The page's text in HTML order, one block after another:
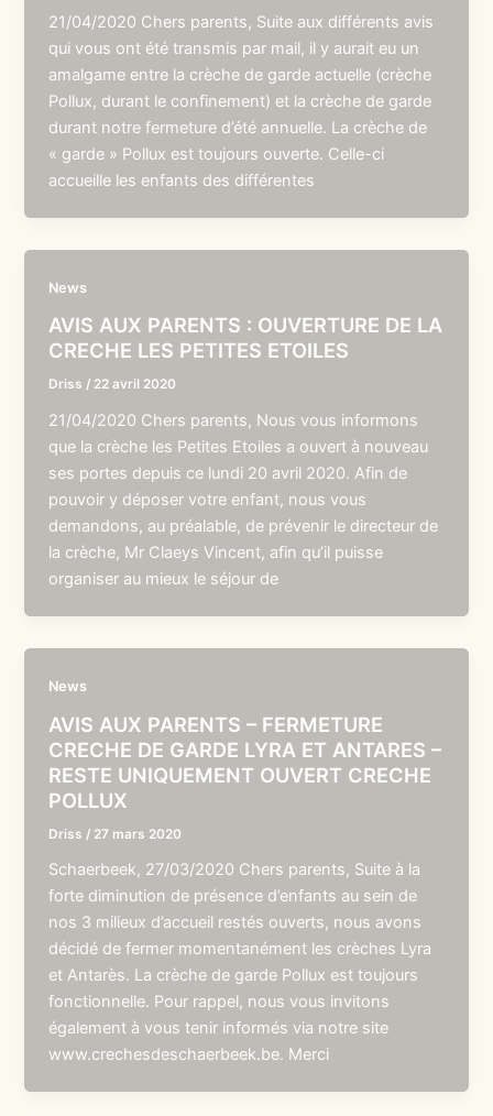
21/04/2020 Chers parents, Suite aux différents avis
qui vous ont été transmis par mail, il y aurait eu un
amalgame entre la crèche de garde actuelle (crèche
Pollux, durant le confinement) et la crèche de garde
durant notre fermeture d’été annuelle. La crèche de
« garde » Pollux est toujours ouverte. Celle-ci
accueille les enfants des différentes
News
AVIS AUX PARENTS : OUVERTURE DE LA
CRECHE LES PETITES ETOILES
Driss / 22 avril 2020
21/04/2020 Chers parents, Nous vous informons
que la crèche les Petites Etoiles a ouvert à nouveau
ses portes depuis ce lundi 20 avril 2020. Afin de
pouvoir y déposer votre enfant, nous vous
demandons, au préalable, de prévenir le directeur de
la crèche, Mr Claeys Vincent, afin qu’il puisse
organiser au mieux le séjour de
News
AVIS AUX PARENTS – FERMETURE
CRECHE DE GARDE LYRA ET ANTARES –
RESTE UNIQUEMENT OUVERT CRECHE
POLLUX
Driss / 27 mars 2020
Schaerbeek, 27/03/2020 Chers parents, Suite à la
forte diminution de présence d’enfants au sein de
nos 3 milieux d’accueil restés ouverts, nous avons
décidé de fermer momentanément les crèches Lyra
et Antarès. La crèche de garde Pollux est toujours
fonctionnelle. Pour rappel, nous vous invitons
également à vous tenir informés via notre site
www.crechesdeschaerbeek.be. Merci